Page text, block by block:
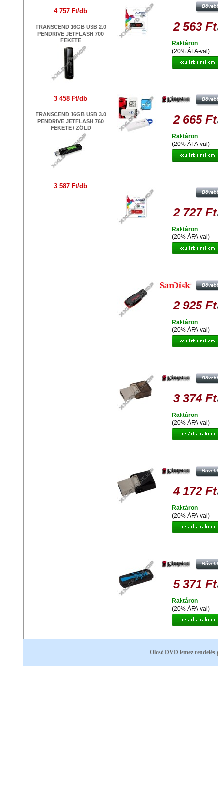
4 757 Ft/db
TRANSCEND 16GB USB 2.0
PENDRIVE JETFLASH 700
FEKETE
3 458 Ft/db
TRANSCEND 16GB USB 3.0
PENDRIVE JETFLASH 760
FEKETE / ZÖLD
3 587 Ft/db
2 563 Ft
(20% ÁFA-val)
Raktáron
2 665 Ft
(20% ÁFA-val)
Raktáron
2 727 Ft
(20% ÁFA-val)
Raktáron
2 925 Ft
(20% ÁFA-val)
Raktáron
ANDROID TELEFONOKHOZ,
TABLETEKHEZ
3 374 Ft
(20% ÁFA-val)
Raktáron
ANDROID TELEFONOKHOZ,
TABLETEKHEZ
4 172 Ft
(20% ÁFA-val)
Raktáron
5 371 Ft
(20% ÁFA-val)
Raktáron
Olcsó DVD lemez